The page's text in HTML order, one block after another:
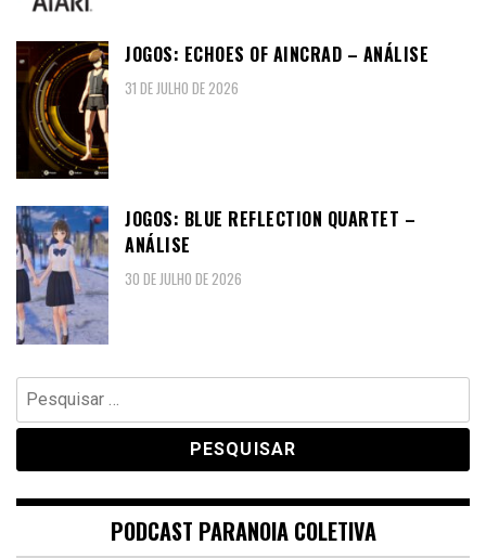
JOGOS: ECHOES OF AINCRAD – ANÁLISE
31 DE JULHO DE 2026
JOGOS: BLUE REFLECTION QUARTET –
ANÁLISE
30 DE JULHO DE 2026
Pesquisar
por:
PODCAST PARANOIA COLETIVA